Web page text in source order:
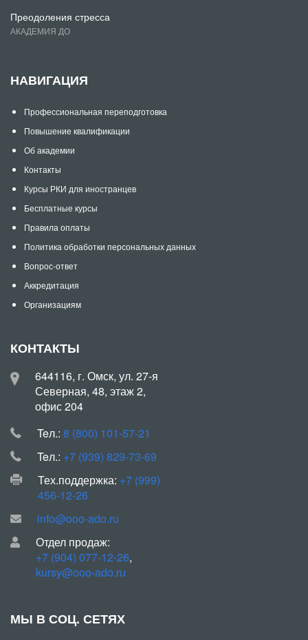
Преодоления стресса
АКАДЕМИЯ ДО
НАВИГАЦИЯ
Профессиональная переподготовка
Повышение квалификации
Об академии
Контакты
Курсы РКИ для иностранцев
Бесплатные курсы
Правила оплаты
Политика обработки персональных данных
Вопрос-ответ
Аккредитация
Организациям
КОНТАКТЫ
644116, г. Омск, ул. 27-я
Северная, 48, этаж 2,
офис 204
Teл.: 8 (800) 101-57-21
Teл.: +7 (939) 829-73-69
Тех.поддержка: +7 (999)
456-12-26
info@ooo-ado.ru
Отдел продаж:
+7 (904) 077-12-26,
kursy@ooo-ado.ru
МЫ В СОЦ. СЕТЯХ